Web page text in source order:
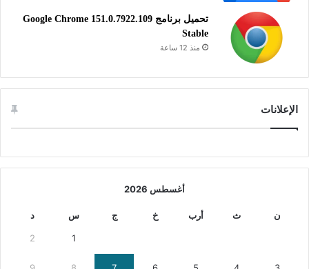
تحميل برنامج Google Chrome 151.0.7922.109
Stable
منذ 12 ساعة
الإعلانات
أغسطس 2026
ن ث أرب خ ج س د
1
2